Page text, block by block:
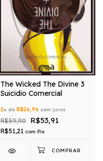
The Wicked The Divine 3
Suicidio Comercial
2x de R$26,96 sem juros
R$59,90 R$53,91
R$51,21 com Pix